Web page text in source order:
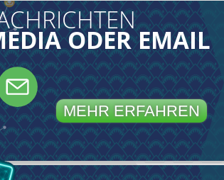
ODER EMAIL
MEHR ERFAHREN